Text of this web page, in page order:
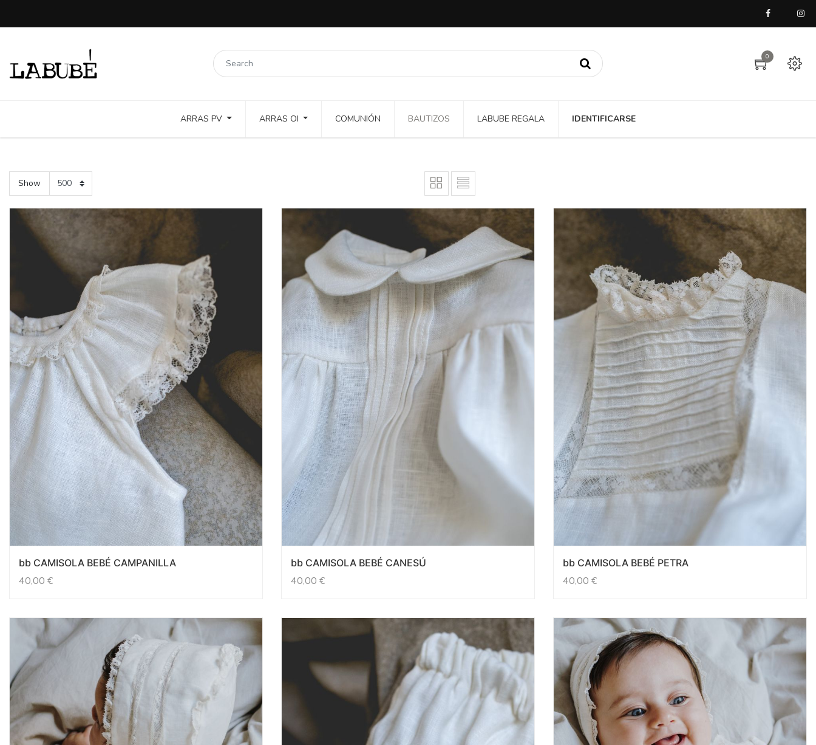
0
ARRAS PV ARRAS OI COMUNIÓN BAUTIZOS LABUBE REGALA IDENTIFICARSE
Show
bb CAMISOLA BEBÉ CAMPANILLA
40,00 €
bb CAMISOLA BEBÉ CANESÚ
40,00 €
bb CAMISOLA BEBÉ PETRA
40,00 €